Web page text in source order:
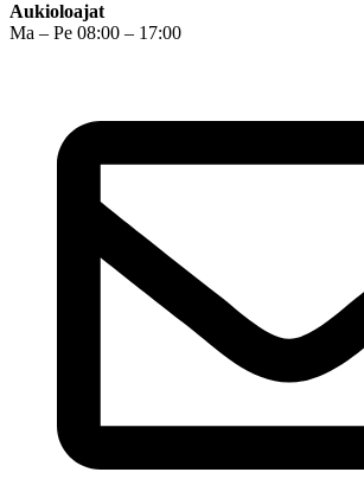
Aukioloajat
Ma – Pe 08:00 – 17:00